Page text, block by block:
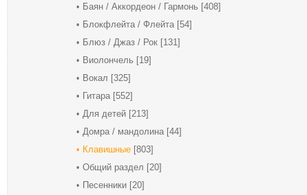
Баян / Аккордеон / Гармонь [408]
Блокфлейта / Флейта [54]
Блюз / Джаз / Рок [131]
Виолончель [19]
Вокал [325]
Гитара [552]
Для детей [213]
Домра / мандолина [44]
Клавишные [803]
Общий раздел [20]
Песенники [20]